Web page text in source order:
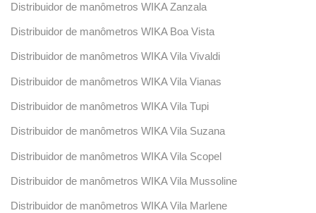
Distribuidor de manômetros WIKA Zanzala
Distribuidor de manômetros WIKA Boa Vista
Distribuidor de manômetros WIKA Vila Vivaldi
Distribuidor de manômetros WIKA Vila Vianas
Distribuidor de manômetros WIKA Vila Tupi
Distribuidor de manômetros WIKA Vila Suzana
Distribuidor de manômetros WIKA Vila Scopel
Distribuidor de manômetros WIKA Vila Mussoline
Distribuidor de manômetros WIKA Vila Marlene